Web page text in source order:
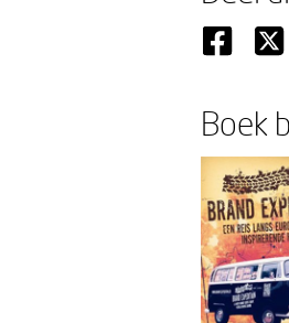
Boek